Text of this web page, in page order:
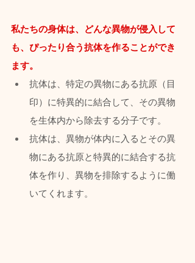
私たちの身体は、どんな異物が侵入して
も、ぴったり合う抗体を作ることができ
ます。
抗体は、特定の異物にある抗原（目
印）に特異的に結合して、その異物
を生体内から除去する分子です。
抗体は、異物が体内に入るとその異
物にある抗原と特異的に結合する抗
体を作り、異物を排除するように働
いてくれます。